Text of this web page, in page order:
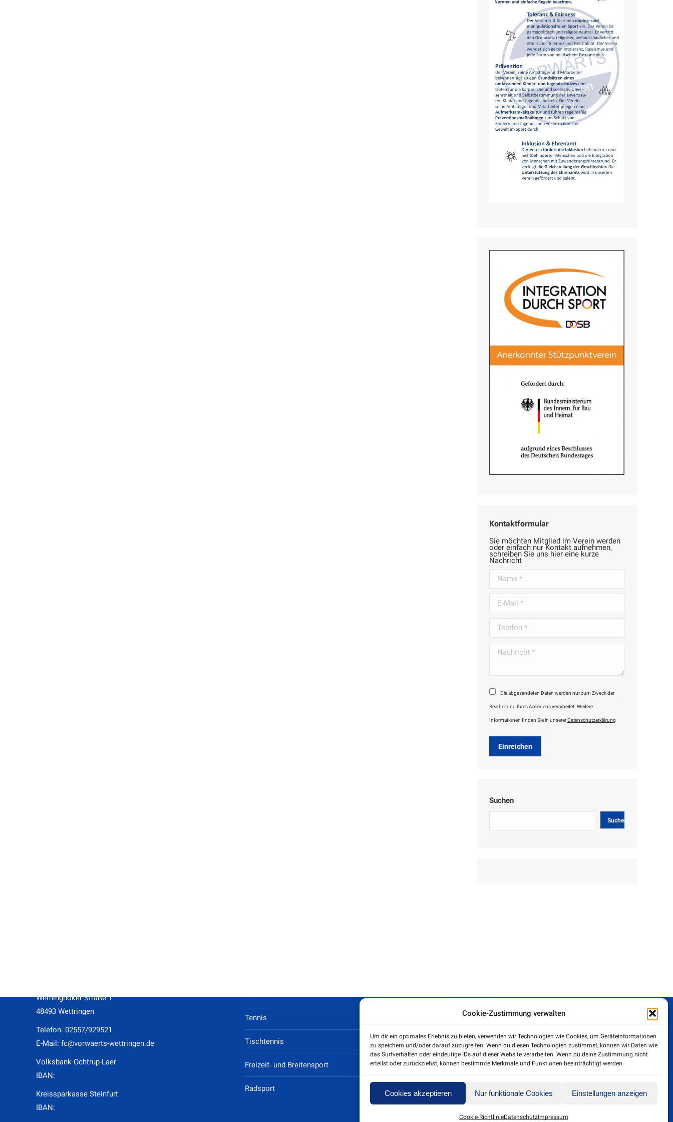
Cookie-Zustimmung verwalten
Um dir ein optimales Erlebnis zu bieten, verwenden wir Technologien wie Cookies, um Geräteinformationen
zu speichern und/oder darauf zuzugreifen. Wenn du diesen Technologien zustimmst, können wir Daten wie
das Surfverhalten oder eindeutige IDs auf dieser Website verarbeiten. Wenn du deine Zustimmung nicht
erteilst oder zurückziehst, können bestimmte Merkmale und Funktionen beeinträchtigt werden.
Cookies akzeptieren Nur funktionale Cookies Einstellungen anzeigen
Cookie-RichtlinieDatenschutzImpressum
Kontaktformular
Sie möchten Mitglied im Verein werden
oder einfach nur Kontakt aufnehmen,
schreiben Sie uns hier eine kurze
Nachricht
Name *
E-Mail *
Telefon *
Nachricht *
Die abgesendeten Daten werden nur zum Zweck der
Bearbeitung Ihres Anliegens verarbeitet. Weitere
Informationen finden Sie in unsererDatenschutzerklärung
Einreichen
Suchen
Suchen
Werninghoker Straße 1
48493 Wettringen
Telefon: 02557/929521
E-Mail: fc@vorwaerts-wettringen.de
Volksbank Ochtrup-Laer
IBAN:
Kreissparkasse Steinfurt
IBAN:
Tennis
Tischtennis
Freizeit- und Breitensport
Radsport
Cookie-Richtlinie (EU)